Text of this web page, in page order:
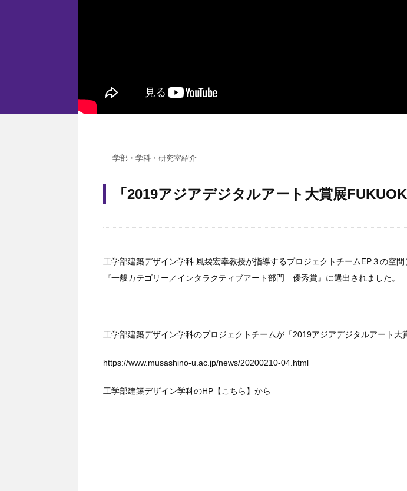
学部・学科・研究室紹介
「2019アジアデジタルアート大賞展
工学部建築デザイン学科 風袋宏幸教授が指導するプロジェクトチームEP３の空
『一般カテゴリー／インタラクティブアート部門 優秀賞』に選出されました。
工学部建築デザイン学科のプロジェクトチームが「2019アジアデジタルアート
https://www.musashino-u.ac.jp/news/20200210-04.html
工学部建築デザイン学科のHP 【こちら】から